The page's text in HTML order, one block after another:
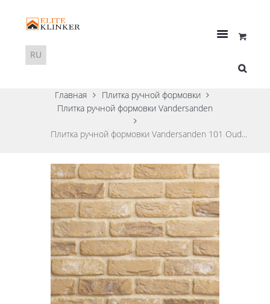
Главная
Плитка ручной формовки
Плитка ручной формовки Vandersanden
Плитка ручной формовки Vandersanden 101 Oud...